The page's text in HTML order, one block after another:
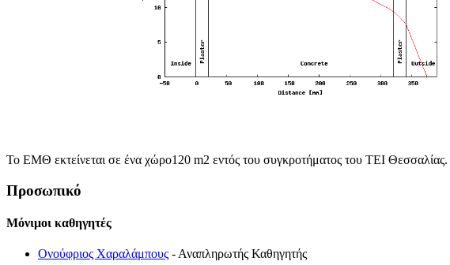
Το ΕΜΘ εκτείνεται σε ένα χώρο120 m2 εντός του συγκροτήματος του ΤΕΙ Θεσσαλίας.
Προσωπικό
Μόνιμοι καθηγητές
Ονούφριος Χαραλάμπους - Αναπληρωτής Καθηγητής